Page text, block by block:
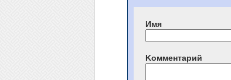
Имя
Kомментарий